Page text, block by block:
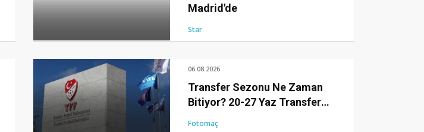
Madrid'de
Star
06.08.2026
Transfer Sezonu Ne Zaman
Bitiyor? 20-27 Yaz Transfer
Fotomaç